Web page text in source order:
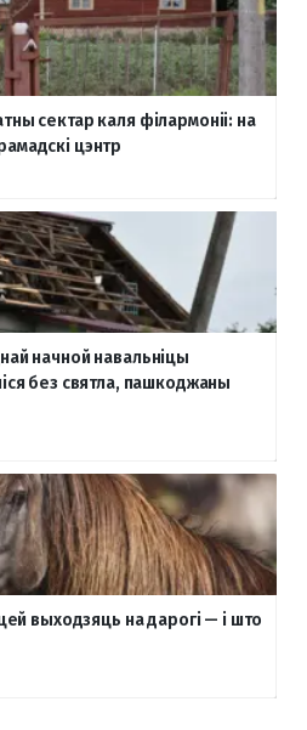
сектар каля філармоніі: на
цэнтр
начной навальніцы
без святла, пашкоджаны
выходзяць на дарогі — і што